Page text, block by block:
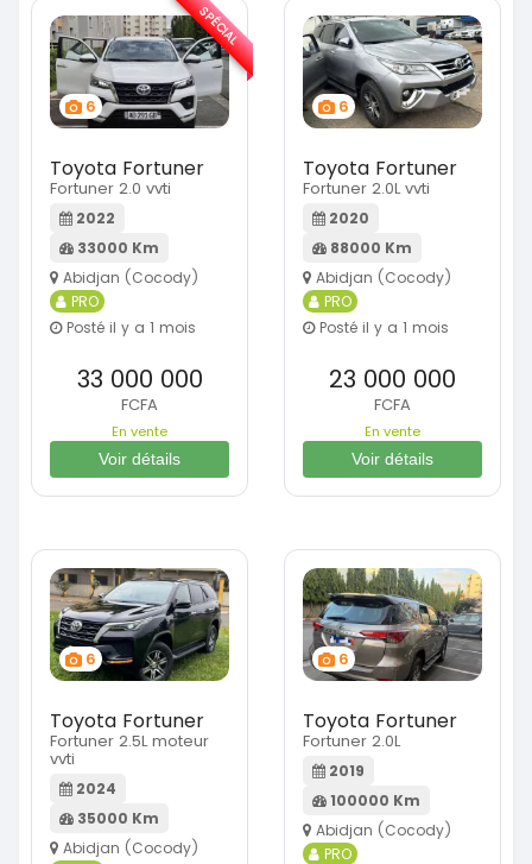
6
Toyota Fortuner
Fortuner 2.0 vvti
2022
33000 Km
Abidjan (Cocody)
PRO
Posté il y a 1 mois
33 000 000
FCFA
En vente
Voir détails
SPÉCIAL
6
Toyota Fortuner
Fortuner 2.0L vvti
2020
88000 Km
Abidjan (Cocody)
PRO
Posté il y a 1 mois
23 000 000
FCFA
En vente
Voir détails
6
Toyota Fortuner
Fortuner 2.5L moteur
vvti
2024
35000 Km
Abidjan (Cocody)
6
Toyota Fortuner
Fortuner 2.0L
2019
100000 Km
Abidjan (Cocody)
PRO